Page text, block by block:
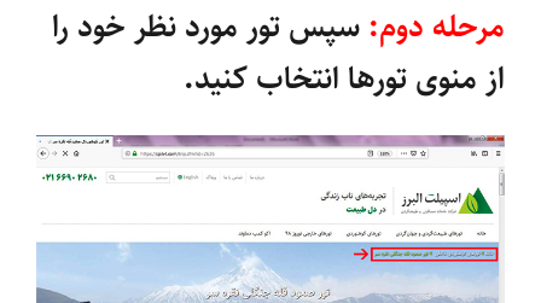
مرحله دوم: سپس تور مورد نظر خود را
از منوی تورها انتخاب کنید.